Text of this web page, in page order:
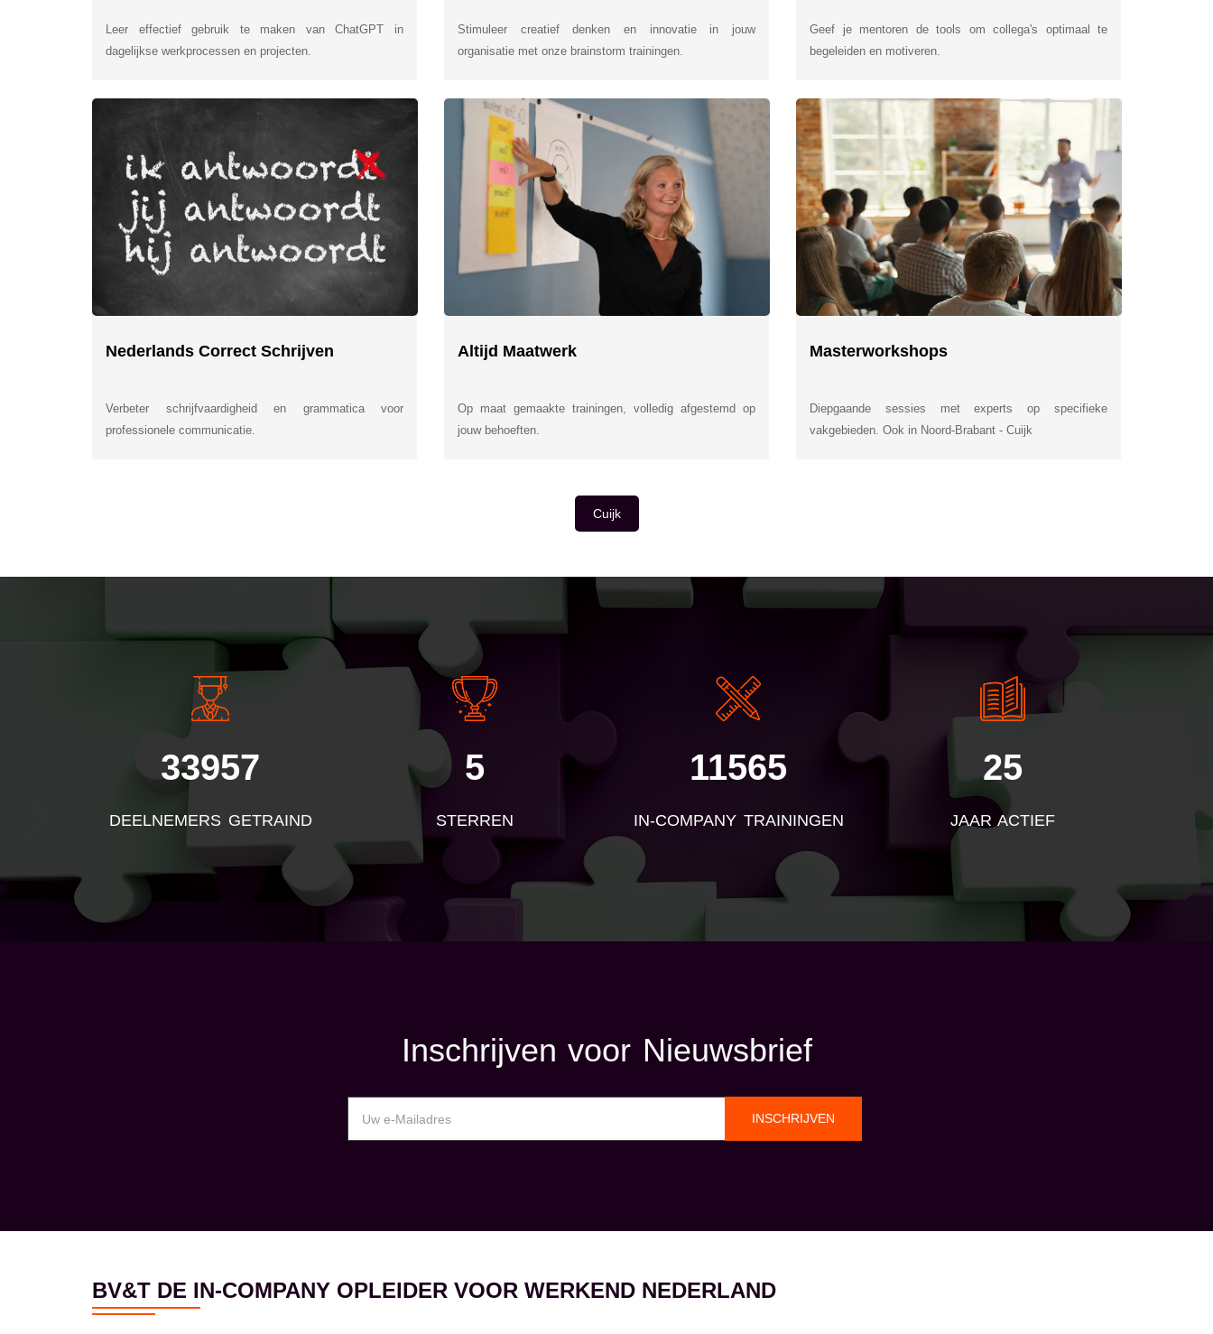
Leer effectief gebruik te maken van ChatGPT in
dagelijkse werkprocessen en projecten.
Stimuleer creatief denken en innovatie in jouw
organisatie met onze brainstorm trainingen.
Geef je mentoren de tools om collega's optimaal te
begeleiden en motiveren.
Nederlands Correct Schrijven
Verbeter schrijfvaardigheid en grammatica voor
professionele communicatie.
Altijd Maatwerk
Op maat gemaakte trainingen, volledig afgestemd op
jouw behoeften.
Masterworkshops
Diepgaande sessies met experts op specifieke
vakgebieden. Ook in Noord-Brabant - Cuijk
Cuijk
33957
DEELNEMERS GETRAIND
5
STERREN
11565
IN-COMPANY TRAININGEN
25
JAAR ACTIEF
Inschrijven voor Nieuwsbrief
INSCHRIJVEN
BV&T DE IN-COMPANY OPLEIDER VOOR WERKEND NEDERLAND